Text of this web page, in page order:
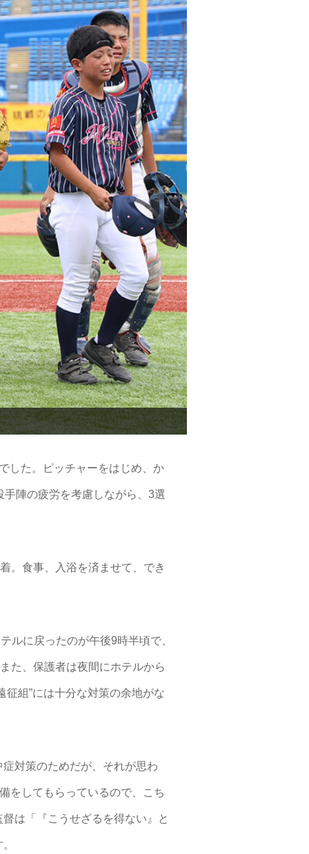
した。ピッチャーをはじめ、か
陣の疲労を考慮しながら、3選
。食事、入浴を済ませて、でき
ルに戻ったのが午後9時半頃で、
た、保護者は夜間にホテルから
組”には十分な対策の余地がな
対策のためだが、それが思わ
をしてもらっているので、こち
は「『こうせざるを得ない』と